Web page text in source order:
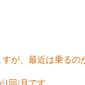
が、最近は乗るの
回/月です。